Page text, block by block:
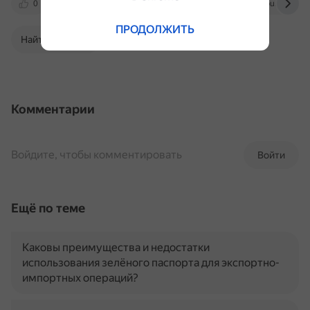
0 pikabu.ru
Найти в Поиске
Комментарии
Войти
Войдите, чтобы комментировать
Ещё по теме
Каковы преимущества и недостатки
использования зелёного паспорта для экспортно-
импортных операций?
ПРОДОЛЖИТЬ